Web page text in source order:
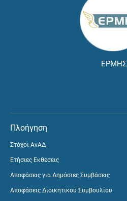
ΕΡΜΗΣ
Πλοήγηση
Στόχοι ΑνΑΔ
Ετήσιες Εκθέσεις
Αποφάσεις για Δημόσιες Συμβάσεις
Αποφάσεις Διοικητικού Συμβουλίου